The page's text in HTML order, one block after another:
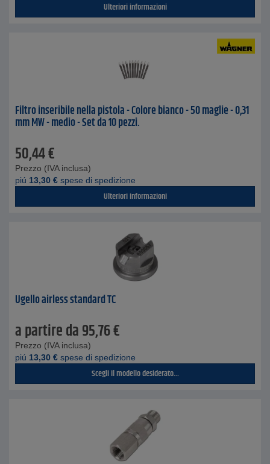
Ulteriori informazioni
Filtro inseribile nella pistola - Colore bianco - 50 maglie - 0,31
mm MW - medio - Set da 10 pezzi.
50,44€
Prezzo (IVA inclusa)
piú 13,30 € spese di spedizione
Ulteriori informazioni
Ugello airless standard TC
a partire da95,76€
Prezzo (IVA inclusa)
piú 13,30 € spese di spedizione
Scegli il modello desiderato...